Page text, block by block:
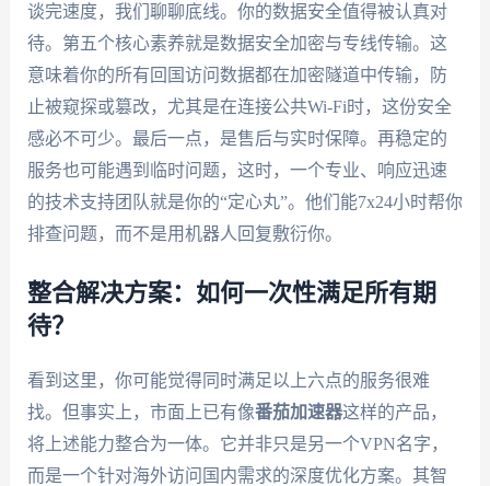
谈完速度，我们聊聊底线。你的数据安全值得被认真对
待。第五个核心素养就是数据安全加密与专线传输。这
意味着你的所有回国访问数据都在加密隧道中传输，防
止被窥探或篡改，尤其是在连接公共Wi-Fi时，这份安全
感必不可少。最后一点，是售后与实时保障。再稳定的
服务也可能遇到临时问题，这时，一个专业、响应迅速
的技术支持团队就是你的“定心丸”。他们能7x24小时帮你
排查问题，而不是用机器人回复敷衍你。
整合解决方案：如何一次性满足所有期
待？
看到这里，你可能觉得同时满足以上六点的服务很难
找。但事实上，市面上已有像番茄加速器这样的产品，
将上述能力整合为一体。它并非只是另一个VPN名字，
而是一个针对海外访问国内需求的深度优化方案。其智